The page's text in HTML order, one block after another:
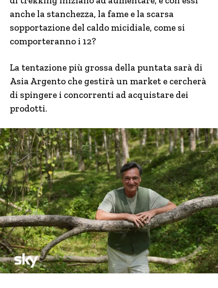
anche la stanchezza, la fame e la scarsa
sopportazione del caldo micidiale, come si
comporteranno i 12?
La tentazione più grossa della puntata sarà di
Asia Argento che gestirà un market e cercherà
di spingere i concorrenti ad acquistare dei
prodotti.